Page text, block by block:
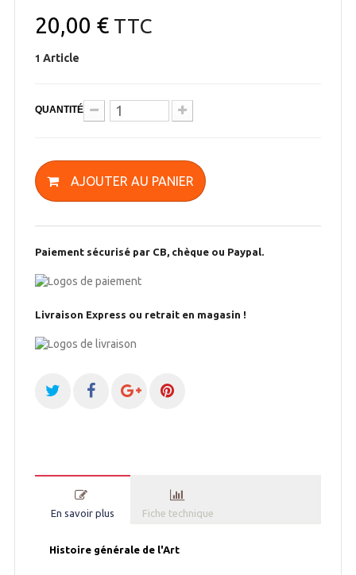
20,00 €TTC
1 Article
QUANTITÉ
AJOUTER AU PANIER
Paiement sécurisé par CB, chèque ou Paypal.
Livraison Express ou retrait en magasin !
En savoir plus Fiche technique
Histoire générale de l'Art